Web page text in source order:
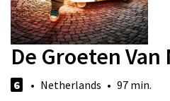
De Groeten Van
6 • Netherlands • 97 min.